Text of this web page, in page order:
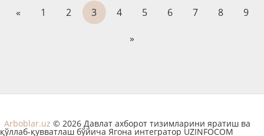
« 1 2 3 4 5 6 7 8
9
»
Arboblar.uz © 2026 Давлат ахборот тизимларини яратиш ва
қўллаб-қувватлаш бўйича Ягона интегратор UZINFOCOM